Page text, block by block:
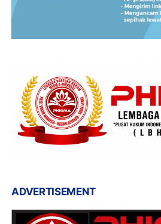
ADVERTISEMENT